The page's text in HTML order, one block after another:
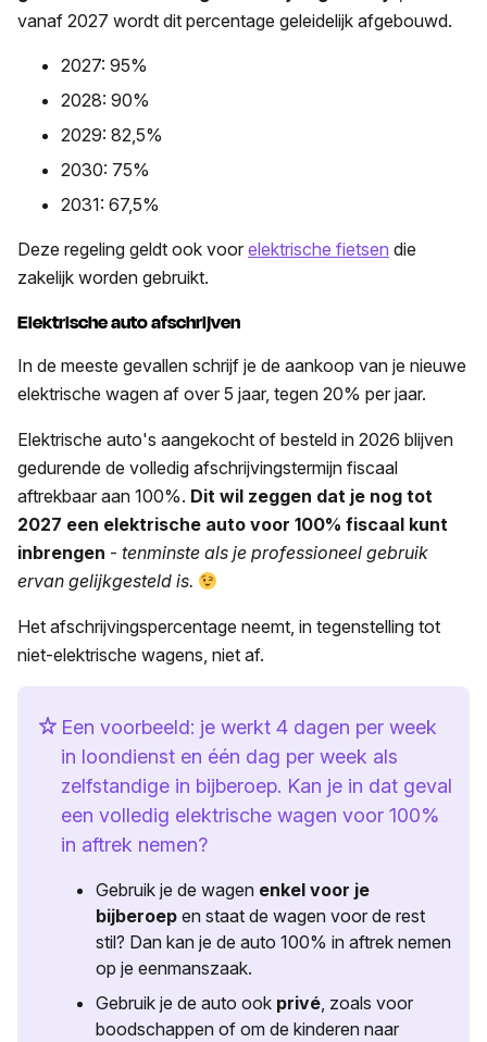
vanaf 2027 wordt dit percentage geleidelijk afgebouwd.
2027: 95%
2028: 90%
2029: 82,5%
2030: 75%
2031: 67,5%
Deze regeling geldt ook voor elektrische fietsen die
zakelijk worden gebruikt.
Elektrische auto afschrijven
In de meeste gevallen schrijf je de aankoop van je nieuwe
elektrische wagen af over 5 jaar, tegen 20% per jaar.
Elektrische auto's aangekocht of besteld in 2026 blijven
gedurende de volledig afschrijvingstermijn fiscaal
aftrekbaar aan 100%. Dit wil zeggen dat je nog tot
2027 een elektrische auto voor 100% fiscaal kunt
inbrengen - tenminste als je professioneel gebruik
ervan gelijkgesteld is.
Het afschrijvingspercentage neemt, in tegenstelling tot
niet-elektrische wagens, niet af.
Een voorbeeld: je werkt 4 dagen per week
in loondienst en één dag per week als
zelfstandige in bijberoep. Kan je in dat geval
een volledig elektrische wagen voor 100%
in aftrek nemen?
Gebruik je de wagen enkel voor je
bijberoep en staat de wagen voor de rest
stil? Dan kan je de auto 100% in aftrek nemen
op je eenmanszaak.
Gebruik je de auto ook privé, zoals voor
boodschappen of om de kinderen naar